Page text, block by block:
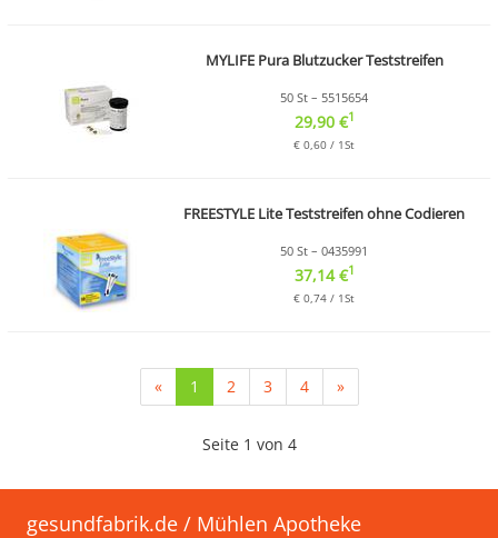
MYLIFE Pura Blutzucker Teststreifen
50 St – 5515654
29,90 €1
€ 0,60 / 1St
FREESTYLE Lite Teststreifen ohne Codieren
50 St – 0435991
37,14 €1
€ 0,74 / 1St
« 1 (current)
2 3 4 »
Seite 1 von 4
gesundfabrik.de / Mühlen Apotheke